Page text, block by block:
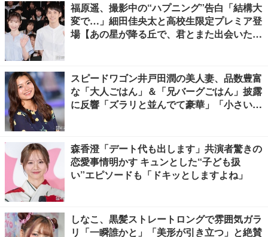
福原遥、撮影中の“ハプニング”告白「結構大
変で…」細田佳央太と高校生限定プレミア登
場【あの星が降る丘で、君とまた出会いた
スピードワゴン井戸田潤の美人妻、品数豊富
な「大人ごはん」＆「兄バーグごはん」披露
に反響「ズラリと並んでて豪華」「小さい海
森香澄「デート代も出します」共演者驚きの
恋愛事情明かす キュンとした“子ども扱
い”エピソードも「ドキッとしますよね」
しなこ、黒髪ストレートロングで雰囲気ガラ
リ「一瞬誰かと」「美形が引き立つ」と絶賛